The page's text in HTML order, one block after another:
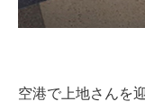
空港で上地さんを